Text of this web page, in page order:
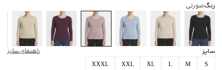
رنگصورتی
سایز
راهنمای سایز
S
M
L
XL
XXL
XXXL